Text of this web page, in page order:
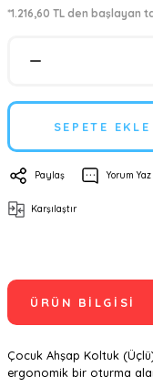
*1.216,60 TL den başlayan
SEPETE EKLE
Paylaş Yorum Yaz
Karşılaştır
ÜRÜN BILGISI
Çocuk Ahşap Koltuk
ergonomik bir oturma